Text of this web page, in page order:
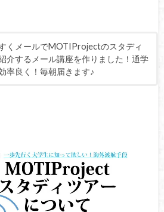
くメールでMOTIProjectのスタディ
介するメール講座を作りました！通学
率良く！毎朝届きます♪